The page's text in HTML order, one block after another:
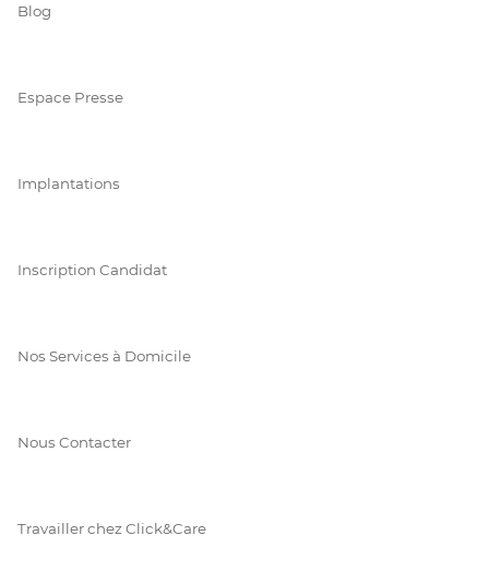
Blog
Espace Presse
Implantations
Inscription Candidat
Nos Services à Domicile
Nous Contacter
Travailler chez Click&Care